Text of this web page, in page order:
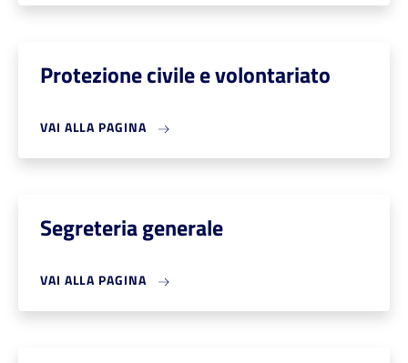
Protezione civile e volontariato
VAI ALLA PAGINA
Segreteria generale
VAI ALLA PAGINA